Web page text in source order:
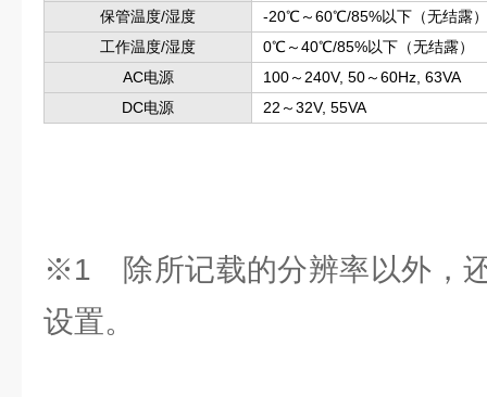
保管温度/湿度
-20℃～60℃/85%以下（无结露）
工作温度/湿度
0℃～40℃/85%以下（无结露）
AC电源
100～240V, 50～60Hz, 63VA
DC电源
22～32V, 55VA
※1 除所记载的分辨率以外，
设置。